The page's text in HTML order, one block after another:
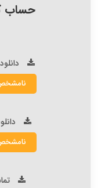
حساب